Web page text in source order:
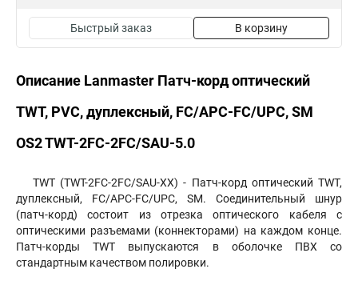
Быстрый заказ В корзину
Описание Lanmaster Патч-корд оптический
TWT, PVC, дуплексный, FC/APC-FC/UPC, SM
OS2 TWT-2FC-2FC/SAU-5.0
TWT (TWT-2FC-2FC/SAU-XX) - Патч-корд оптический TWT,
дуплексный, FC/APC-FC/UPC, SM. Соединительный шнур
(патч-корд) состоит из отрезка оптического кабеля с
оптическими разъемами (коннекторами) на каждом конце.
Патч-корды TWT выпускаются в оболочке ПВХ со
стандартным качеством полировки.